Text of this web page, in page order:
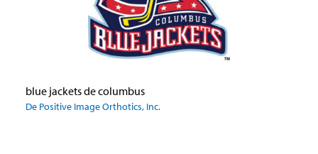
blue jackets de columbus
De Positive Image Orthotics, Inc.